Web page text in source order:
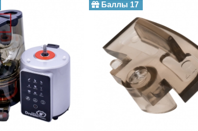
Баллы 17